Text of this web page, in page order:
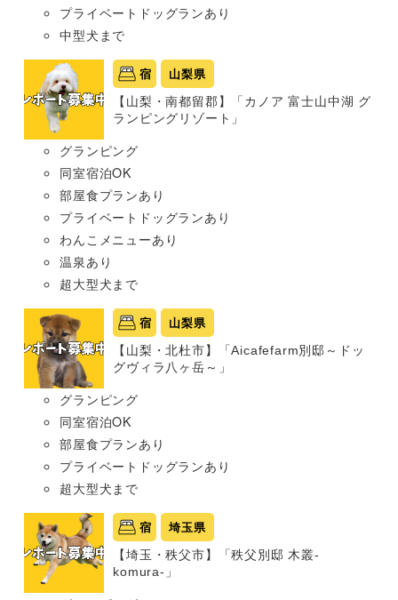
プライベートドッグランあり
中型犬まで
宿 山梨県
【山梨・南都留郡】「カノア 富士山中湖 グ
ランピングリゾート」
グランピング
同室宿泊OK
部屋食プランあり
プライベートドッグランあり
わんこメニューあり
温泉あり
超大型犬まで
宿 山梨県
【山梨・北杜市】「Aicafefarm別邸～ドッ
グヴィラ八ヶ岳～」
グランピング
同室宿泊OK
部屋食プランあり
プライベートドッグランあり
超大型犬まで
宿 埼玉県
【埼玉・秩父市】「秩父別邸 木叢-
komura-」